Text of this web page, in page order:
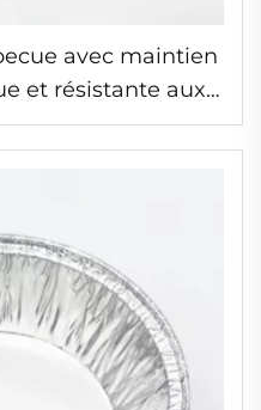
avec maintien
et résistante aux
au feu, utilisable
ondes